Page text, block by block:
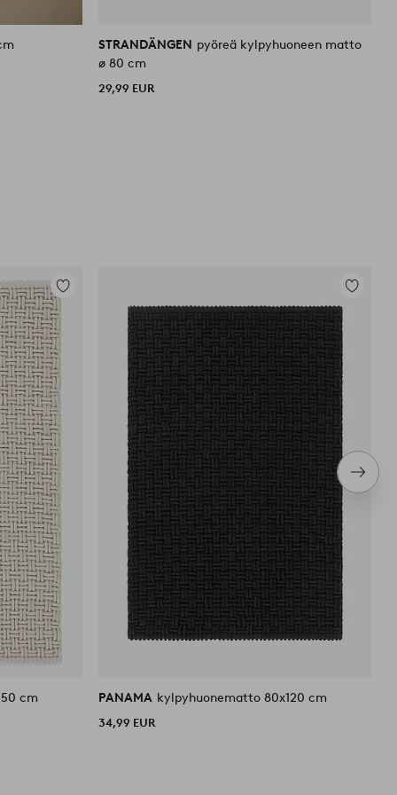
STRANDÄNGEN pyöreä kylpyhuoneen matto
ø 80 cm
29,99 EUR
Lisää
suosikkeihin
cm
Lisää
PANAMA kylpyhuonematto 80x120 cm
34,99 EUR
tuote